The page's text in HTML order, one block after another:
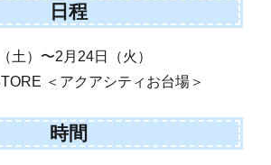
日程
土）〜2月24日（火）
＜アクアシティお台場＞
時間